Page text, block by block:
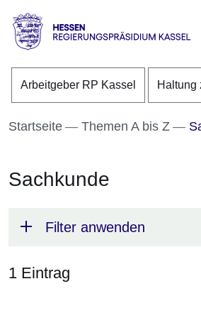
Direkt zum Kopf der
Direkt zum Inhalt
Direkt zum Fuß der
RP
Arbeitgeber RP Kassel Haltung
Startseite Themen A bis Z
Sachkunde
Filter anwenden
1 Eintrag